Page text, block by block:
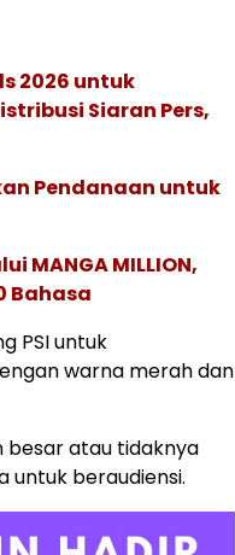
2026 untuk
Siaran Pers,
Pendanaan untuk
MANGA MILLION,
Bahasa
PSI untuk
warna merah dan
besar atau tidaknya
untuk beraudiensi.